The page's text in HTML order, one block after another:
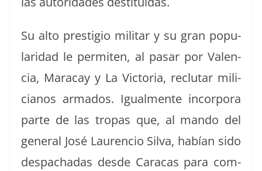
Su alto pres­ti­gio mil­i­tar y su gran pop­u­
lar­i­dad le per­miten, al pasar por Valen­
cia, Mara­cay y La Vic­to­ria, reclu­tar mili­
cianos arma­dos. Igual­mente incor­po­ra
parte de las tropas que, al man­do del
gen­er­al José Lau­ren­cio Sil­va, habían sido
despachadas des­de Cara­cas para com­